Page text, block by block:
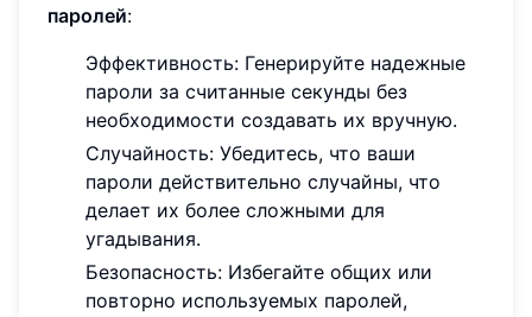
паролей:
Эффективность: Генерируйте надежные
пароли за считанные секунды без
необходимости создавать их вручную.
Случайность: Убедитесь, что ваши
пароли действительно случайны, что
делает их более сложными для
угадывания.
Безопасность: Избегайте общих или
повторно используемых паролей,